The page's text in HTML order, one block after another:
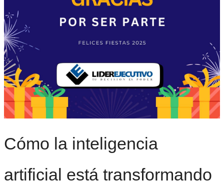
Cómo la inteligencia
artificial está transformando